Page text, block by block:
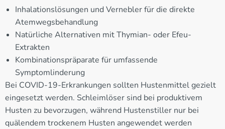
Inhalationslösungen und Vernebler für die direkte
Atemwegsbehandlung
Natürliche Alternativen mit Thymian- oder Efeu-
Extrakten
Kombinationspräparate für umfassende
Symptomlinderung
Bei COVID-19-Erkrankungen sollten Hustenmittel gezielt
eingesetzt werden. Schleimlöser sind bei produktivem
Husten zu bevorzugen, während Hustenstiller nur bei
quälendem trockenem Husten angewendet werden